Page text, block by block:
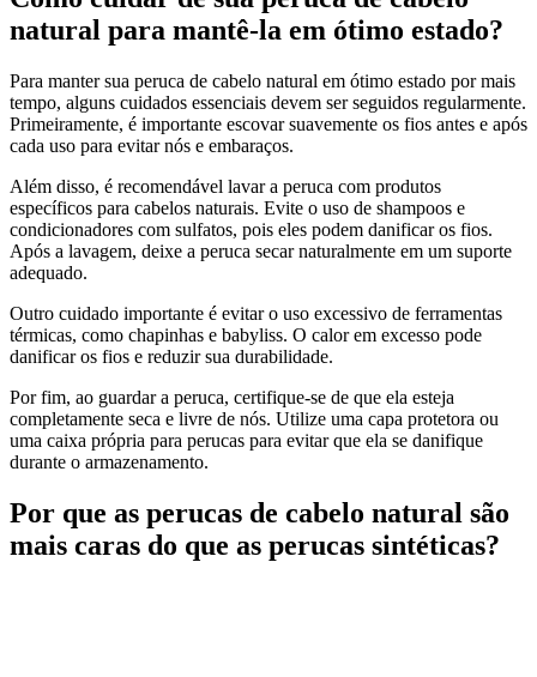
natural para mantê-la em ótimo estado?
Para manter sua peruca de cabelo natural em ótimo estado por mais
tempo, alguns cuidados essenciais devem ser seguidos regularmente.
Primeiramente, é importante escovar suavemente os fios antes e após
cada uso para evitar nós e embaraços.
Além disso, é recomendável lavar a peruca com produtos
específicos para cabelos naturais. Evite o uso de shampoos e
condicionadores com sulfatos, pois eles podem danificar os fios.
Após a lavagem, deixe a peruca secar naturalmente em um suporte
adequado.
Outro cuidado importante é evitar o uso excessivo de ferramentas
térmicas, como chapinhas e babyliss. O calor em excesso pode
danificar os fios e reduzir sua durabilidade.
Por fim, ao guardar a peruca, certifique-se de que ela esteja
completamente seca e livre de nós. Utilize uma capa protetora ou
uma caixa própria para perucas para evitar que ela se danifique
durante o armazenamento.
Por que as perucas de cabelo natural são
mais caras do que as perucas sintéticas?